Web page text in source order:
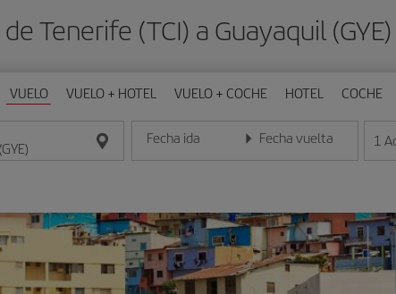
Tenerife (TCI) a Guayaquil
VUELO VUELO + HOTEL VUELO + COCHE HOTEL COCHE
Fecha ida
Introduce la fecha en formato día/mes/año
Fecha vuelta
Introduce la fecha en 1